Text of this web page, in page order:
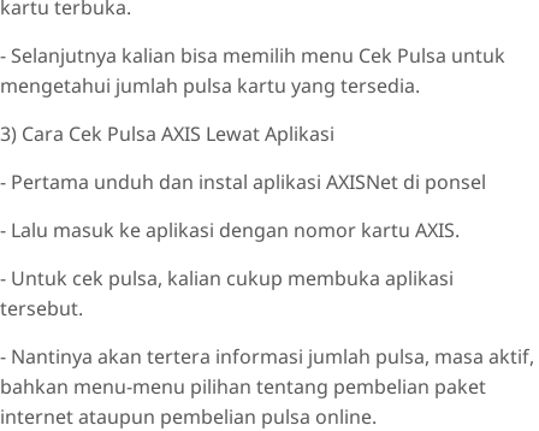
kartu terbuka.
- Selanjutnya kalian bisa memilih menu Cek Pulsa untuk
mengetahui jumlah pulsa kartu yang tersedia.
3) Cara Cek Pulsa AXIS Lewat Aplikasi
- Pertama unduh dan instal aplikasi AXISNet di ponsel
- Lalu masuk ke aplikasi dengan nomor kartu AXIS.
- Untuk cek pulsa, kalian cukup membuka aplikasi
tersebut.
- Nantinya akan tertera informasi jumlah pulsa, masa aktif,
bahkan menu-menu pilihan tentang pembelian paket
internet ataupun pembelian pulsa online.